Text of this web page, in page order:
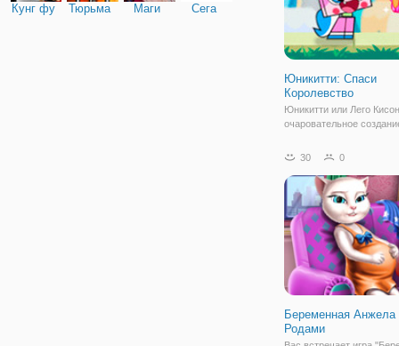
Кунг фу Тюрьма Маги Сега
Юникитти: Спаси
Королевство
Юникитти или Лего
очаровательное
кошечка розового
Каждый раз с друзьями
находят для себя новые
30 0
Беременная Анжела
Родами